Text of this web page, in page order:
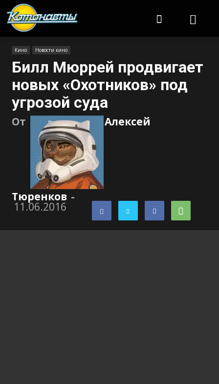
Кино Новости кино
Билл Мюррей продвигает
новых «Охотников» под
угрозой суда
От Алексей
Тюренков -
11.06.2016